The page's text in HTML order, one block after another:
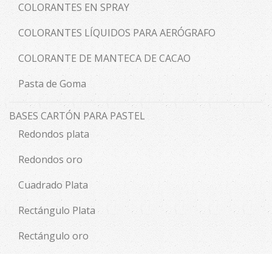
COLORANTES EN SPRAY
COLORANTES LÍQUIDOS PARA AERÓGRAFO
COLORANTE DE MANTECA DE CACAO
Pasta de Goma
BASES CARTÓN PARA PASTEL
Redondos plata
Redondos oro
Cuadrado Plata
Rectángulo Plata
Rectángulo oro